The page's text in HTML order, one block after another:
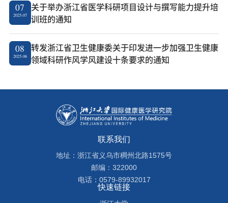
07
2025-07
关于举办浙江省医学科研项目设计与撰写能力提升培
训班的通知
08
2025-06
转发浙江省卫生健康委关于印发进一步加强卫生健康
领域科研作风学风建设十条要求的通知
联系我们
地址：浙江省义乌市稠州北路1575号
邮编：322000
电话：0579-89932017
快速链接